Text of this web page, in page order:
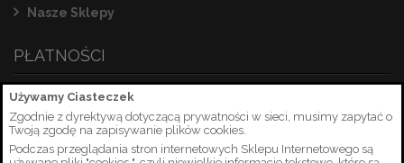
Używamy Ciasteczek
Zgodnie z dyrektywą dotyczącą prywatności w sieci, musimy zapytać o
Twoją zgodę na zapisywanie plików cookies.
Podczas przeglądania stron internetowych Sklepu Internetowego są
Nasze Sklepy
PŁATNOŚCI